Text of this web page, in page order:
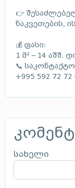
👉
ნაკვეთების,
💰 ფასი:
1 მ² – 14 აშშ.
📞
‪‪+995 592 72 72
სახელი